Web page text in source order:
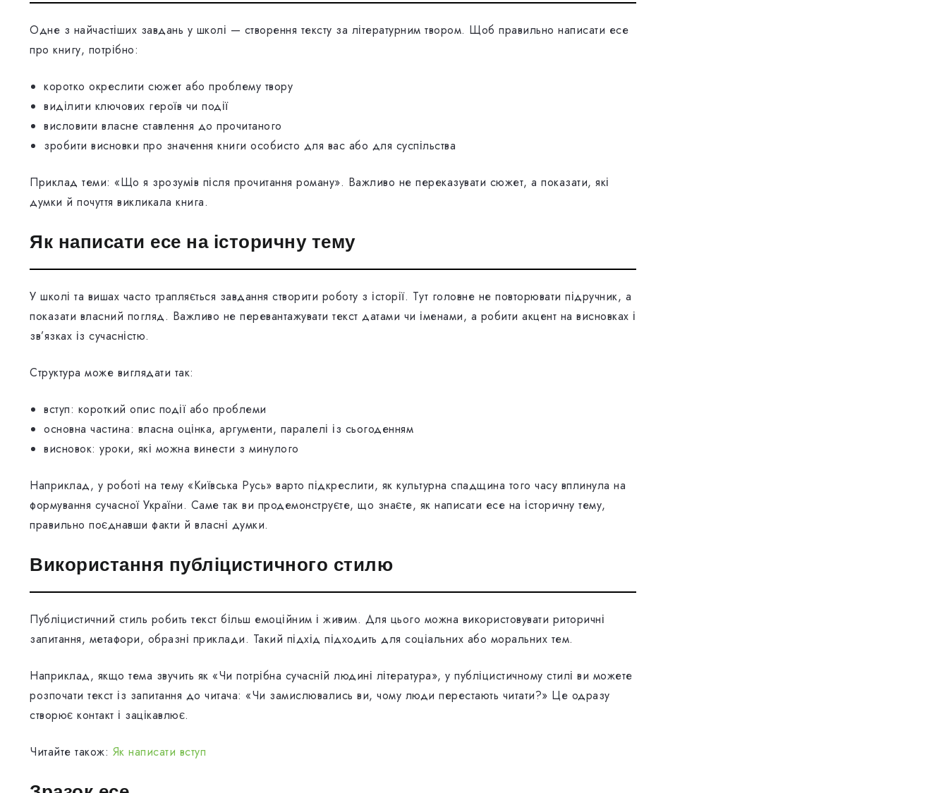
Одне з найчастіших завдань у школі — створення тексту за літературним твором. Щоб правильно написати есе
про книгу, потрібно:
коротко окреслити сюжет або проблему твору
виділити ключових героїв чи події
висловити власне ставлення до прочитаного
зробити висновки про значення книги особисто для вас або для суспільства
Приклад теми: «Що я зрозумів після прочитання роману». Важливо не переказувати сюжет, а показати, які
думки й почуття викликала книга.
Як написати есе на історичну тему
У школі та вишах часто трапляється завдання створити роботу з історії. Тут головне не повторювати підручник, а
показати власний погляд. Важливо не перевантажувати текст датами чи іменами, а робити акцент на висновках і
зв’язках із сучасністю.
Структура може виглядати так:
вступ: короткий опис події або проблеми
основна частина: власна оцінка, аргументи, паралелі із сьогоденням
висновок: уроки, які можна винести з минулого
Наприклад, у роботі на тему «Київська Русь» варто підкреслити, як культурна спадщина того часу вплинула на
формування сучасної України. Саме так ви продемонструєте, що знаєте, як написати есе на історичну тему,
правильно поєднавши факти й власні думки.
Використання публіцистичного стилю
Публіцистичний стиль робить текст більш емоційним і живим. Для цього можна використовувати риторичні
запитання, метафори, образні приклади. Такий підхід підходить для соціальних або моральних тем.
Наприклад, якщо тема звучить як «Чи потрібна сучасній людині література», у публіцистичному стилі ви можете
розпочати текст із запитання до читача: «Чи замислювались ви, чому люди перестають читати?» Це одразу
створює контакт і зацікавлює.
Читайте також: Як написати вступ